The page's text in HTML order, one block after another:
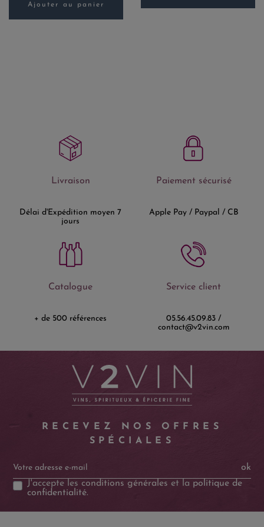
Ajouter au panier
Livraison
Délai d'Expédition moyen 7
jours
Paiement sécurisé
Apple Pay / Paypal / CB
Catalogue
+ de 500 références
Service client
05.56.45.09.83 /
contact@v2vin.com
RECEVEZ NOS OFFRES
SPÉCIALES
ok
J'accepte lesconditions générales et la politique de
confidentialité.